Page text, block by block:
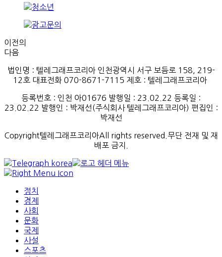
이전의
다음
법인명 : 텔레그래프코리아 인천광역시 서구 보듬로 158, 219-
12호 대표전화 070-8671-7115 제호 : 텔레그래프코리아
등록번호 : 인천 아01676 발행일 : 23.02.22 등록일 :
23.02.22 발행인 : 박재선(주식회사텔레그래프코리아) 편집인 :
박재선
Copyright텔레그래프코리아All rights reserved.무단 전재 및 재
배포 금지.
정치
경제
사회
문화
국제
사설
스포츠